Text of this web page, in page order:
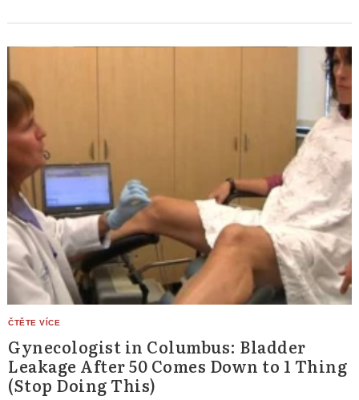
Gynecologist in Columbus: Bladder
Leakage After 50 Comes Down to 1 Thing
(Stop Doing This)